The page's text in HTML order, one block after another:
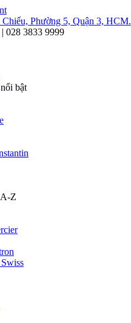
Phường 5, Quận 3, HCM.
028 3833 9999
bật
Z